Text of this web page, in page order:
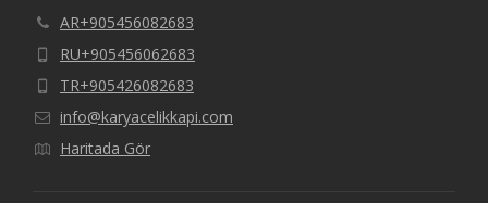
AR+905456082683
RU+905456062683
TR+905426082683
info@karyacelikkapi.com
Haritada Gör